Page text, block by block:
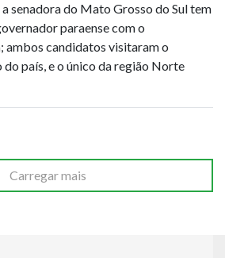
senadora do Mato Grosso do Sul tem
paraense com o
ambos candidatos visitaram o
país, e o único da região Norte
Carregar mais